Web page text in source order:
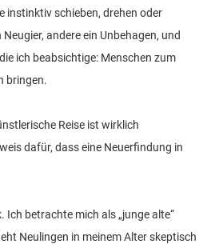
instinktiv schieben, drehen oder
andere ein Unbehagen, und
ich beabsichtige: Menschen zum
bringen.
Reise ist wirklich
dafür, dass eine Neuerfindung in
Ich betrachte mich als „junge alte“
Neulingen in meinem Alter skeptisch